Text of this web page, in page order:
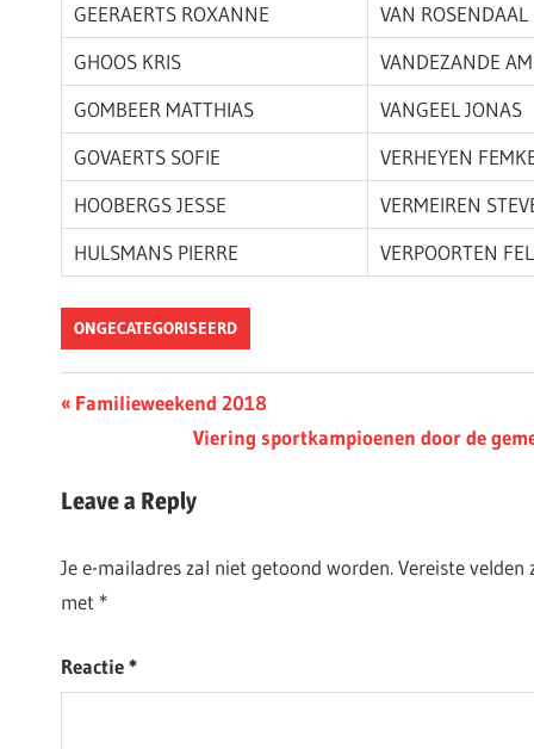
GEERAERTS ROXANNE
VAN ROSENDAAL
GHOOS KRIS
VANDEZANDE
GOMBEER MATTHIAS
VANGEEL JONAS
GOVAERTS SOFIE
VERHEYEN
HOOBERGS JESSE
VERMEIREN
HULSMANS PIERRE
VERPOORTEN
ONGECATEGORISEERD
Berichtnavigatie
Previous
Familieweekend 2018
Next
Viering sportkampioenen door de
Leave a Reply
Je e-mailadres zal niet getoond worden.Vereiste velden
met *
Reactie*